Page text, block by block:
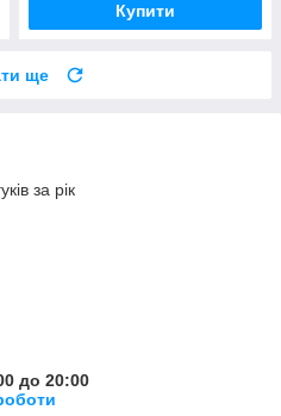
Купити
ще
за рік
до 20:00